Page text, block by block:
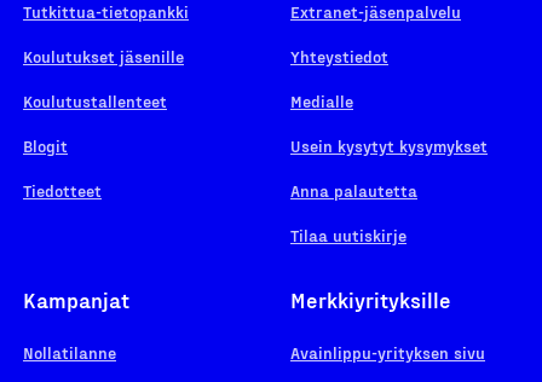
Tutkittua-tietopankki
Koulutukset jäsenille
Koulutustallenteet
Blogit
Tiedotteet
Extranet-jäsenpalvelu
Yhteystiedot
Medialle
Usein kysytyt kysymykset
Anna palautetta
Tilaa uutiskirje
Kampanjat
Nollatilanne
Merkkiyrityksille
Avainlippu-yrityksen sivu